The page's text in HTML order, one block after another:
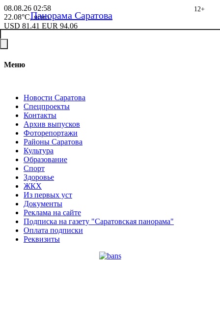
08.08.26 02:58
22.08°C, ясно
USD 81.41 EUR 94.06
Меню
Новости Саратова
Спецпроекты
Контакты
Архив выпусков
Фоторепортажи
Районы Саратова
Культура
Образование
Спорт
Здоровье
ЖКХ
Из пеpвых уст
Документы
Реклама на сайте
Подписка на газету "Саратовская панорама"
Оплата подписки
Реквизиты
Панорама Саратова
12+